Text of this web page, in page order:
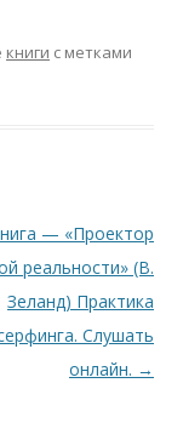
книги с метками
— «Проектор
реальности» (В.
Зеланд) Практика
Слушать
онлайн. →